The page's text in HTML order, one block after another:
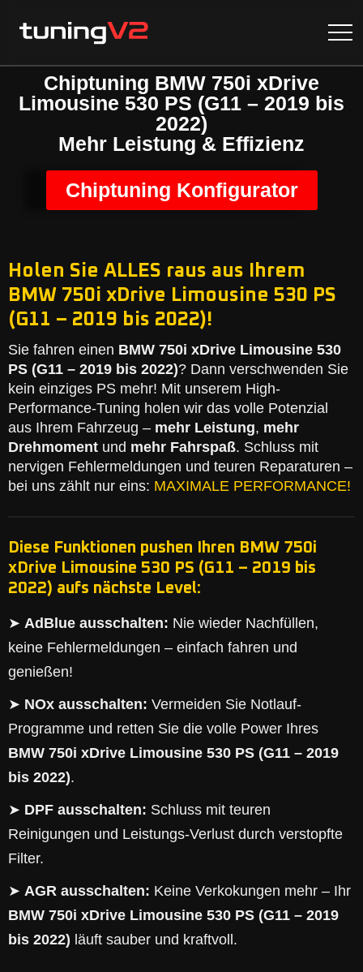
Chiptuning BMW 750i xDrive
Limousine 530 PS (G11 – 2019 bis
2022)
Mehr Leistung & Effizienz
Chiptuning Konfigurator
Holen Sie ALLES raus aus Ihrem
BMW 750i xDrive Limousine 530 PS
(G11 – 2019 bis 2022)!
Sie fahren einen BMW 750i xDrive Limousine 530
PS (G11 – 2019 bis 2022)? Dann verschwenden Sie
kein einziges PS mehr! Mit unserem High-
Performance-Tuning holen wir das volle Potenzial
aus Ihrem Fahrzeug – mehr Leistung, mehr
Drehmoment und mehr Fahrspaß. Schluss mit
nervigen Fehlermeldungen und teuren Reparaturen –
bei uns zählt nur eins: MAXIMALE PERFORMANCE!
Diese Funktionen pushen Ihren BMW 750i
xDrive Limousine 530 PS (G11 – 2019 bis
2022) aufs nächste Level:
➤ AdBlue ausschalten: Nie wieder Nachfüllen,
keine Fehlermeldungen – einfach fahren und
genießen!
➤ NOx ausschalten: Vermeiden Sie Notlauf-
Programme und retten Sie die volle Power Ihres
BMW 750i xDrive Limousine 530 PS (G11 – 2019
bis 2022).
➤ DPF ausschalten: Schluss mit teuren
Reinigungen und Leistungs-Verlust durch verstopfte
Filter.
➤ AGR ausschalten: Keine Verkokungen mehr – Ihr
BMW 750i xDrive Limousine 530 PS (G11 – 2019
bis 2022) läuft sauber und kraftvoll.